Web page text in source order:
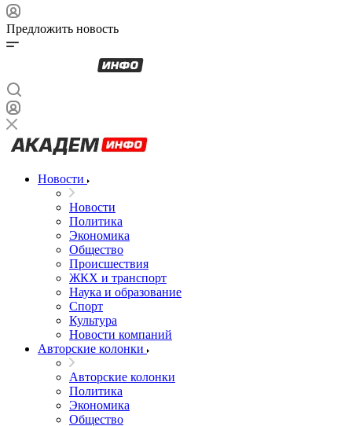
Предложить новость
Новости
Новости
Политика
Экономика
Общество
Происшествия
ЖКХ и транспорт
Наука и образование
Спорт
Культура
Новости компаний
Авторские колонки
Авторские колонки
Политика
Экономика
Общество